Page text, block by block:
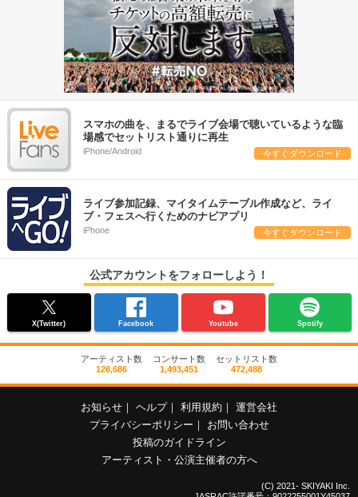
スマホの曲を、まるでライブ会場で聴いているような臨
場感でセットリスト通りに再生
iPhone/Android 今すぐダウンロード
ライブ参加記録、マイタイムテーブル作成など、ライ
ブ・フェスへ行くためのナビアプリ
iPhone 今すぐダウンロード
公式アカウントをフォローしよう！
X(Twitter) Facebook Youtube Spotify
アーティスト数
126,686
コンサート数
1,493,451
セットリスト数
472,488
お知らせ ｜ ヘルプ｜ 利用規約 ｜ 運営会社
プライバシーポリシー ｜
お問い合わせ
投稿のガイドライン
アーティスト・公演主催者の方へ
(C) 2021- SKIYAKI Inc.